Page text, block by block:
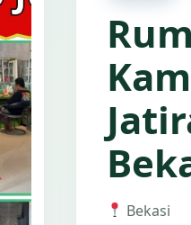
Bekasi